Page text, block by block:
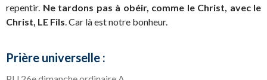
repentir. Ne tardons pas à obéir, comme le Christ, avec le
Christ, LE Fils. Car là est notre bonheur.
Prière universelle :